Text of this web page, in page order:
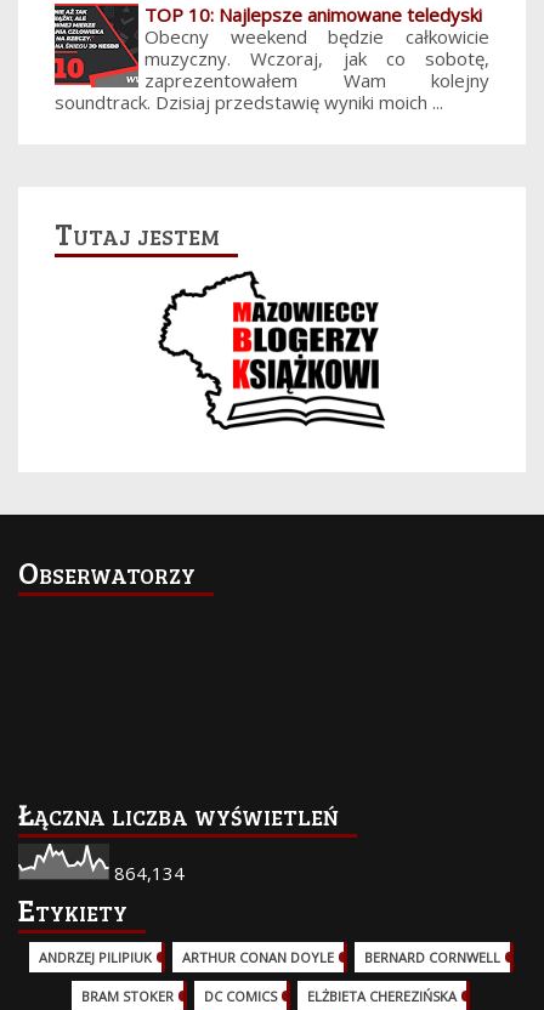
TOP 10: Najlepsze animowane teledyski
Obecny weekend będzie całkowicie
muzyczny. Wczoraj, jak co sobotę,
zaprezentowałem Wam kolejny
soundtrack. Dzisiaj przedstawię wyniki moich ...
Tutaj jestem
Obserwatorzy
Łączna liczba wyświetleń
864,134
Etykiety
ANDRZEJ PILIPIUK (29)ARTHUR CONAN DOYLE BERNARD CORNWELL
BRAM STOKER DC COMICS (17)ELŻBIETA CHEREZIŃSKA